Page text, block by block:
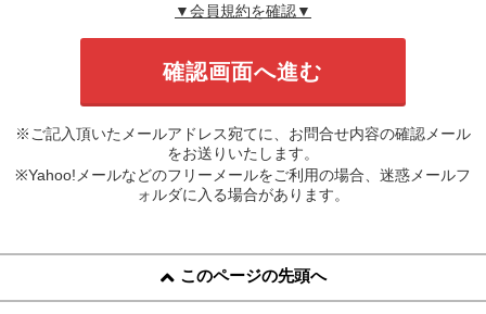
▼会員規約を確認▼
※ご記入頂いたメールアドレス宛てに、お問合せ内容の確認メール
をお送りいたします。
※Yahoo!メールなどのフリーメールをご利用の場合、迷惑メールフ
ォルダに入る場合があります。
このページの先頭へ